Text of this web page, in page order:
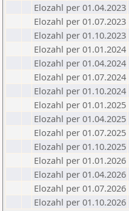
Elozahl per 01.04.2023
Elozahl per 01.07.2023
Elozahl per 01.10.2023
Elozahl per 01.01.2024
Elozahl per 01.04.2024
Elozahl per 01.07.2024
Elozahl per 01.10.2024
Elozahl per 01.01.2025
Elozahl per 01.04.2025
Elozahl per 01.07.2025
Elozahl per 01.10.2025
Elozahl per 01.01.2026
Elozahl per 01.04.2026
Elozahl per 01.07.2026
Elozahl per 01.10.2026